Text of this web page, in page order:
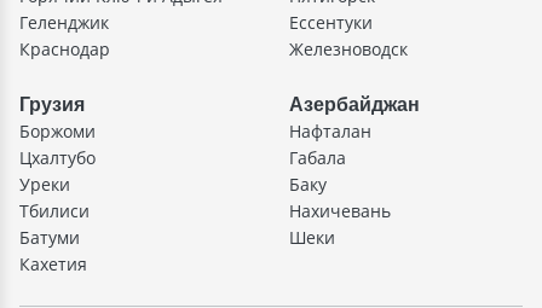
Геленджик
Краснодар
Ессентуки
Железноводск
Грузия
Боржоми
Цхалтубо
Уреки
Тбилиси
Батуми
Кахетия
Азербайджан
Нафталан
Габала
Баку
Нахичевань
Шеки